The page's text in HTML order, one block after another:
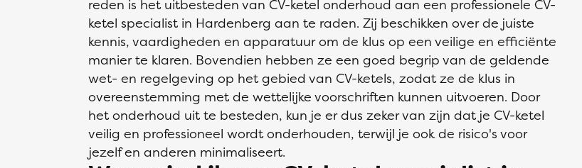
reden is het uitbesteden van CV-ketel onderhoud aan een professionele CV-
ketel specialist in Hardenberg aan te raden. Zij beschikken over de juiste
kennis, vaardigheden en apparatuur om de klus op een veilige en efficiënte
manier te klaren. Bovendien hebben ze een goed begrip van de geldende
wet- en regelgeving op het gebied van CV-ketels, zodat ze de klus in
overeenstemming met de wettelijke voorschriften kunnen uitvoeren. Door
het onderhoud uit te besteden, kun je er dus zeker van zijn dat je CV-ketel
veilig en professioneel wordt onderhouden, terwijl je ook de risico's voor
jezelf en anderen minimaliseert.